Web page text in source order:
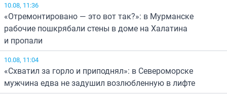
10.08, 11:36
«Отремонтировано — это вот так?»: в Мурманске
рабочие пошкрябали стены в доме на Халатина
и пропали
10.08, 11:04
«Схватил за горло и приподнял»: в Североморске
мужчина едва не задушил возлюбленную в лифте